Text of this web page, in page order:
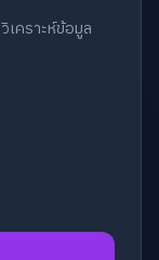
เคราะห์ข้อมูล